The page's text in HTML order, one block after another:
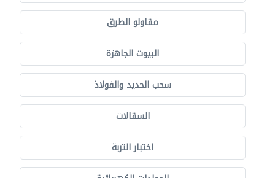
مقاولو الطرق
البيوت الجاهزة
سحب الحديد والفولاذ
السقالات
اختبار التربة